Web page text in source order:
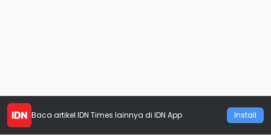
Baca artikel IDN Times lainnya di IDN App Install